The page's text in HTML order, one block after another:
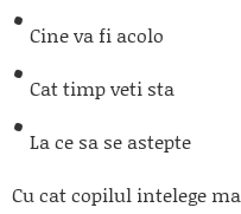
Cine va fi acolo
Cat timp veti sta
La ce sa se astepte
Cu cat copilul intelege